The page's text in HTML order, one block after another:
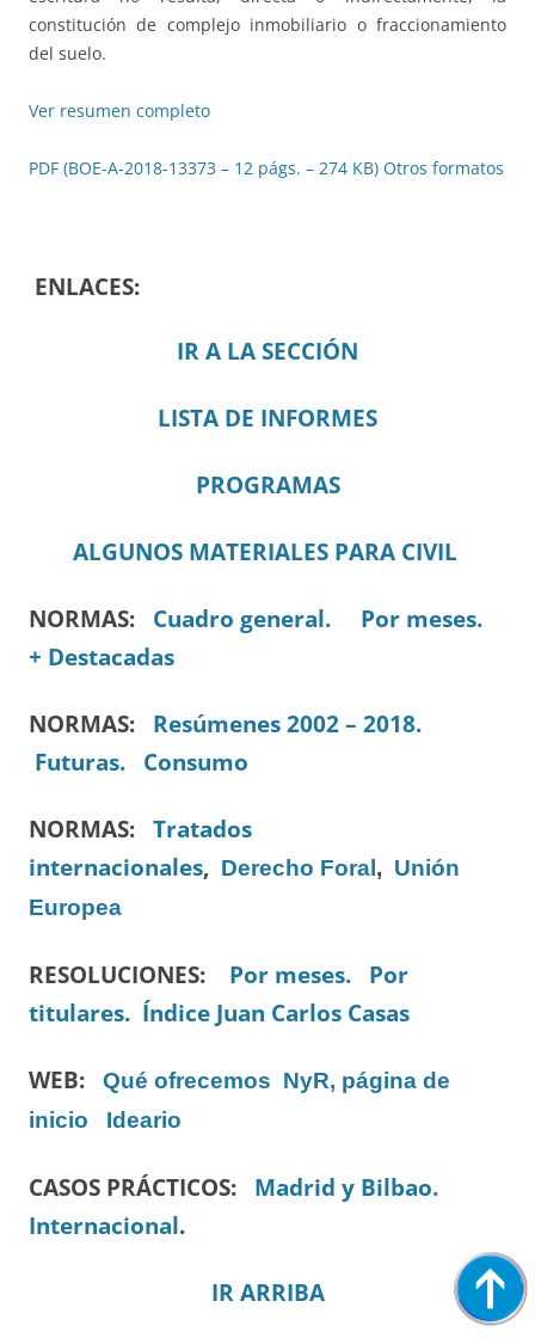
constitución de complejo inmobiliario o fraccionamiento
del suelo.
Ver resumen completo
PDF (BOE-A-2018-13373 – 12 págs. – 274 KB) Otros formatos
ENLACES:
IR A LA SECCIÓN
LISTA DE INFORMES
PROGRAMAS
ALGUNOS MATERIALES PARA CIVIL
NORMAS: Cuadro general.
Por meses.
+ Destacadas
NORMAS: Resúmenes 2002 – 2018.
Futuras.
Consumo
NORMAS: Tratados
internacionales, Derecho Foral , Unión
Europea
RESOLUCIONES: Por meses.
Por
titulares. Índice Juan Carlos Casas
WEB: Qué ofrecemos NyR, página de
inicio
Ideario
CASOS PRÁCTICOS: Madrid y Bilbao.
Internacional.
IR ARRIBA